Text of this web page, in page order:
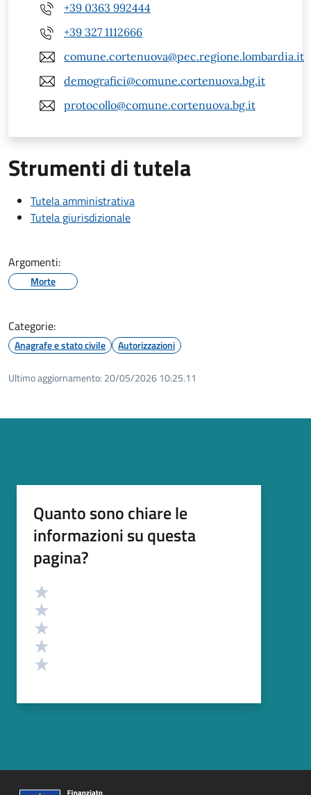
+39 0363 992444
+39 327 1112666
comune.cortenuova@pec.regione.lombardia.it
demografici@comune.cortenuova.bg.it
protocollo@comune.cortenuova.bg.it
Strumenti di tutela
Tutela amministrativa
Tutela giurisdizionale
Argomenti:
Morte
Categorie:
Anagrafe e stato civile Autorizzazioni
Ultimo aggiornamento: 20/05/2026 10:25.11
Quanto sono chiare le
informazioni su questa
pagina?
Valutazione